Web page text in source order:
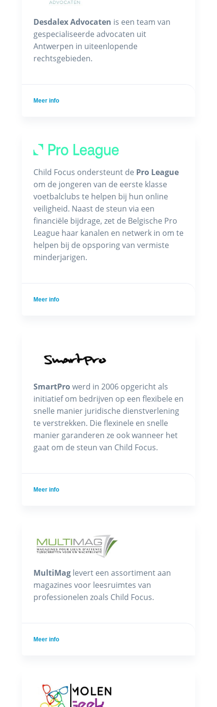
Desdalex Advocaten is een team van
gespecialiseerde advocaten uit
Antwerpen in uiteenlopende
rechtsgebieden.
Meer info
Child Focus ondersteunt de Pro League
om de jongeren van de eerste klasse
voetbalclubs te helpen bij hun online
veiligheid. Naast de steun via een
financiële bijdrage, zet de Belgische Pro
League haar kanalen en netwerk in om te
helpen bij de opsporing van vermiste
minderjarigen.
Meer info
SmartProwerd in 2006 opgericht als
initiatief om bedrijven op een flexibele en
snelle manier juridische dienstverlening
te verstrekken. Die flexinele en snelle
manier garanderen ze ook wanneer het
gaat om de steun van Child Focus.
Meer info
MultiMag levert een assortiment aan
magazines voor leesruimtes van
professionelen zoals Child Focus.
Meer info